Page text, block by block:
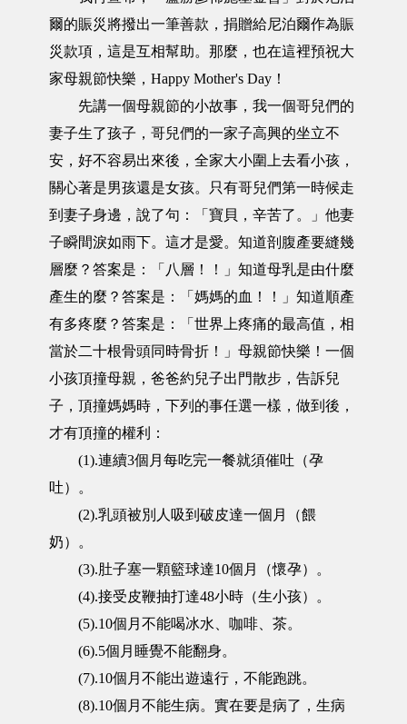
爾的賑災將撥出一筆善款，捐贈給尼泊爾作為賑
災款項，這是互相幫助。那麼，也在這裡預祝大
家母親節快樂，Happy Mother's Day！
先講一個母親節的小故事，我一個哥兒們的
妻子生了孩子，哥兒們的一家子高興的坐立不
安，好不容易出來後，全家大小圍上去看小孩，
關心著是男孩還是女孩。只有哥兒們第一時候走
到妻子身邊，說了句：「寶貝，辛苦了。」他妻
子瞬間淚如雨下。這才是愛。知道剖腹產要縫幾
層麼？答案是：「八層！！」知道母乳是由什麼
產生的麼？答案是：「媽媽的血！！」知道順產
有多疼麼？答案是：「世界上疼痛的最高值，相
當於二十根骨頭同時骨折！」母親節快樂！一個
小孩頂撞母親，爸爸約兒子出門散步，告訴兒
子，頂撞媽媽時，下列的事任選一樣，做到後，
才有頂撞的權利：
(1).連續3個月每吃完一餐就須催吐（孕
吐）。
(2).乳頭被別人吸到破皮達一個月（餵
奶）。
(3).肚子塞一顆籃球達10個月（懷孕）。
(4).接受皮鞭抽打達48小時（生小孩）。
(5).10個月不能喝冰水、咖啡、茶。
(6).5個月睡覺不能翻身。
(7).10個月不能出遊遠行，不能跑跳。
(8).10個月不能生病。實在要是病了，生病